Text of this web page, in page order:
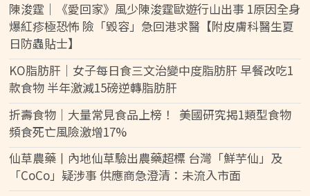
陳浚霆｜《愛回家》風少陳浚霆歐遊行山出事 1原因全身
爆紅疹極恐怖 險「毀容」急回港求醫【附皮膚科醫生夏
日防蟲貼士】
KO脂肪肝｜女子每日食三文治變中度脂肪肝 早餐改吃1
款食物 半年激減15磅逆轉脂肪肝
折壽食物｜大量常見食品上榜！ 美國研究揭1類型食物
頻食死亡風險激增17%
仙草農藥丨內地仙草驗出農藥超標 台灣「鮮芋仙」及
「CoCo」疑涉事 供應商急澄清：未流入市面